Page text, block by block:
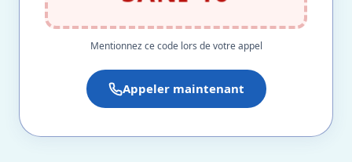
Mentionnez ce code lors de votre appel
Appeler maintenant